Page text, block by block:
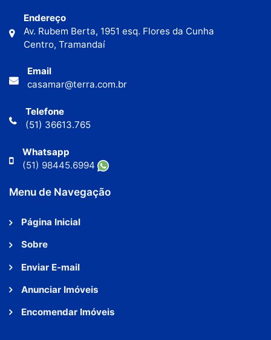
Endereço
Av. Rubem Berta, 1951 esq. Flores da Cunha
Centro, Tramandaí
Email
casamar@terra.com.br
Telefone
(51) 36613.765
Whatsapp
(51) 98445.6994
Menu de Navegação
Página Inicial
Sobre
Enviar E-mail
Anunciar Imóveis
Encomendar Imóveis